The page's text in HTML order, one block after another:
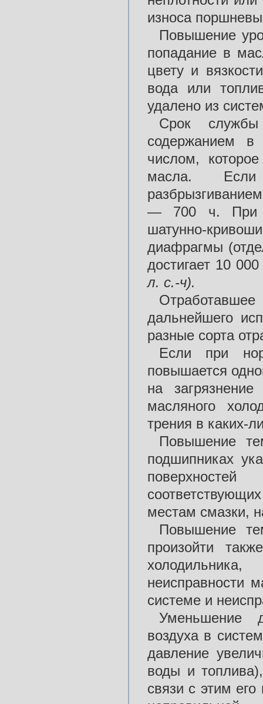
износа
Повышение
попадание в
цвету и
вода или
удалено из
Срок
содержанием в
числом,
масла. Если
— 700 ч. При
шатунно-
диафрагмы
достигает 10
л. с.-ч).
дальнейшего
разные сорта
Если при
повышается
на
масляного
трения в каких-
Повышение
подшипниках
местам смазки,
Повышение
произойти
неисправности
системе и
Уменьшение
воздуха в
давление
воды и
связи с этим